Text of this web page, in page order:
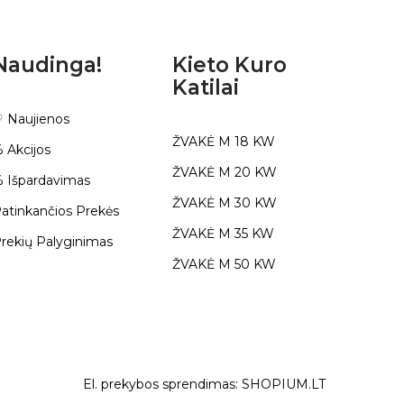
Naujienos
Akcijos
Išpardavimas
Prekės
Palyginimas
Kieto Kuro
Katilai
ŽVAKĖ M 18 KW
ŽVAKĖ M 20 KW
ŽVAKĖ M 30 KW
ŽVAKĖ M 35 KW
ŽVAKĖ M 50 KW
El. prekybos sprendimas: SHOPIUM.LT